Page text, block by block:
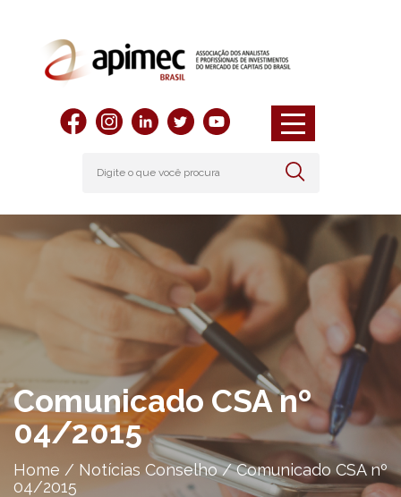
Comunicado CSA nº
04/2015
Home / Notícias Conselho/Comunicado CSA nº
04/2015